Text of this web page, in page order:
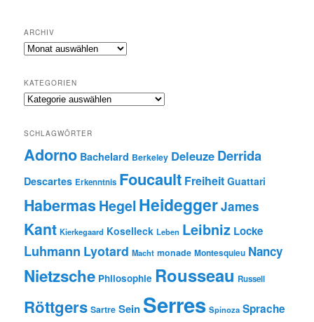
ARCHIV
Archiv
KATEGORIEN
Kategorien
SCHLAGWÖRTER
Adorno Bachelard Berkeley Deleuze Derrida
Descartes Erkenntnis Foucault Freiheit Guattari
Habermas Hegel HeideggerJames
Kant Kierkegaard Koselleck Leben Leibniz Locke
Luhmann Lyotard Macht monade Montesquieu Nancy
Nietzsche Philosophie Rousseau Russell
Röttgers Sartre Sein Serres Spinoza Sprache